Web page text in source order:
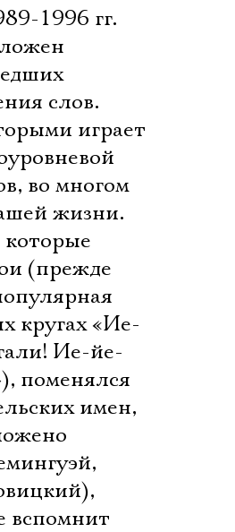
1996 гг.
слов.
играет
во многом
жизни.
(прежде
кругах «Ие-
Ие-йе-
поменялся
имен,
вспомнит